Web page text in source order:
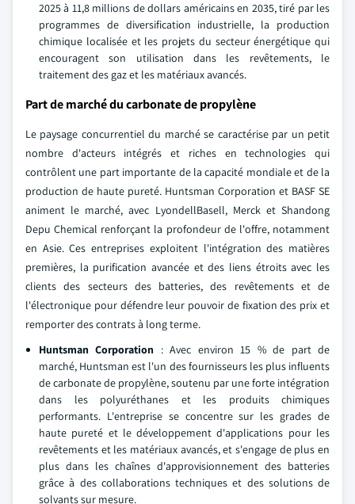
2025 à 11,8 millions de dollars américains en 2035, tiré par les
programmes de diversification industrielle, la production
chimique localisée et les projets du secteur énergétique qui
encouragent son utilisation dans les revêtements, le
traitement des gaz et les matériaux avancés.
Part de marché du carbonate de propylène
Le paysage concurrentiel du marché se caractérise par un petit
nombre d'acteurs intégrés et riches en technologies qui
contrôlent une part importante de la capacité mondiale et de la
production de haute pureté. Huntsman Corporation et BASF SE
animent le marché, avec LyondellBasell, Merck et Shandong
Depu Chemical renforçant la profondeur de l'offre, notamment
en Asie. Ces entreprises exploitent l'intégration des matières
premières, la purification avancée et des liens étroits avec les
clients des secteurs des batteries, des revêtements et de
l'électronique pour défendre leur pouvoir de fixation des prix et
remporter des contrats à long terme.
Huntsman Corporation : Avec environ 15 % de part de
marché, Huntsman est l'un des fournisseurs les plus influents
de carbonate de propylène, soutenu par une forte intégration
dans les polyuréthanes et les produits chimiques
performants. L'entreprise se concentre sur les grades de
haute pureté et le développement d'applications pour les
revêtements et les matériaux avancés, et s'engage de plus en
plus dans les chaînes d'approvisionnement des batteries
grâce à des collaborations techniques et des solutions de
solvants sur mesure.